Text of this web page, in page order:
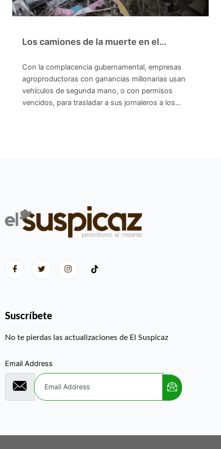
Los camiones de la muerte en el…
Con la complacencia gubernamental, empresas
agroproductoras con ganancias millonarias usan
vehículos de segunda mano, o con permisos
vencidos, para trasladar a sus jornaleros a los…
Suscríbete
No te pierdas las actualizaciones de El Suspicaz
Email Address